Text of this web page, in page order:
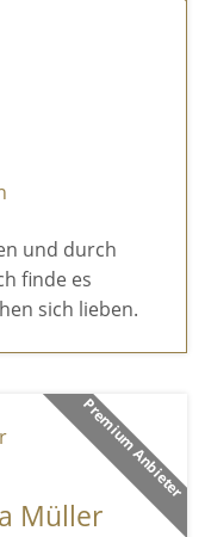
und durch
finde es
sich lieben.
Premium Anbieter
Müller